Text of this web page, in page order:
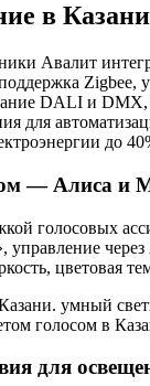
в Казани
Авалит
Zigbee,
DALI и
для
до
— Алиса и
голосовых
управление
цветовая
умный
голосом в
для